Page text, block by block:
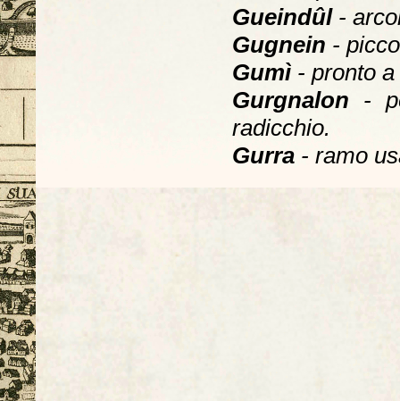
Gueindûl -
Gugnein -
Gumì - pronto
Gurgnalon -
radicchio.
Gurra - ramo